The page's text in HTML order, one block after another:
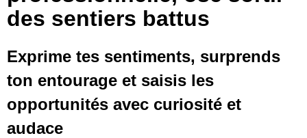
des sentiers battus
Exprime tes sentiments, surprends
ton entourage et saisis les
opportunités avec curiosité et
audace